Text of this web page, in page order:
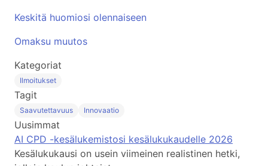
Keskitä huomiosi olennaiseen
Omaksu muutos
Kategoriat
Ilmoitukset
Tagit
Saavutettavuus Innovaatio
Uusimmat
AI CPD -kesälukemistosi kesälukukaudelle 2026
Kesälukukausi on usein viimeinen realistinen hetki,